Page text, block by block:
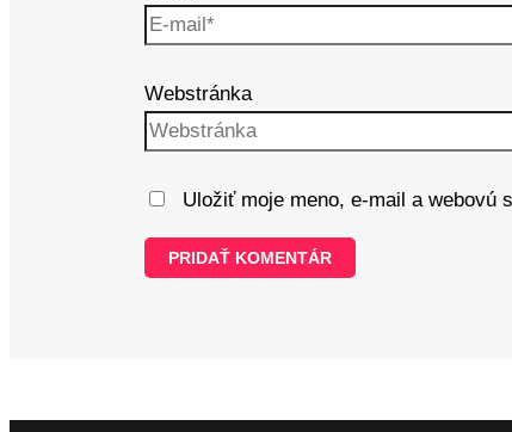
Webstránka
Uložiť moje meno, e-mail a webovú